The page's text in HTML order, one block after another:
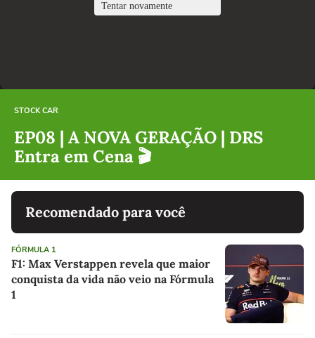
STOCK CAR
EP08 | A NOVA GERAÇÃO | DRS
Entra em Cena 🎬
Recomendado para você
FÓRMULA 1
F1: Max Verstappen revela que maior
conquista da vida não veio na Fórmula
1